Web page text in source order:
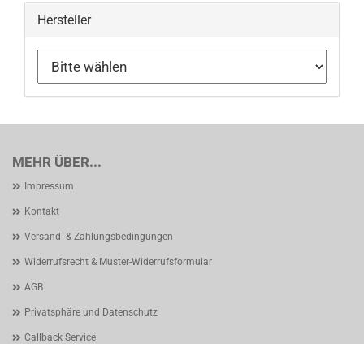
Hersteller
MEHR ÜBER...
Impressum
Kontakt
Versand- & Zahlungsbedingungen
Widerrufsrecht & Muster-Widerrufsformular
AGB
Privatsphäre und Datenschutz
Callback Service